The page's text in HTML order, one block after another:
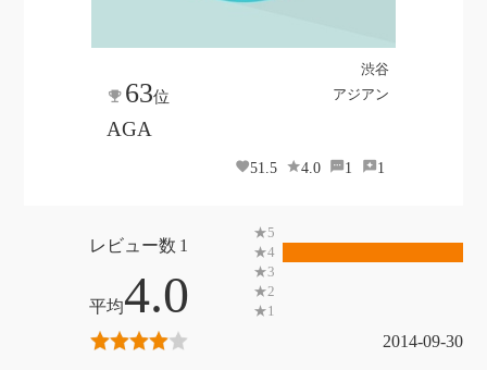
渋谷
アジアン
63位
AGA
51.5 4.0 1 1
1
4.0
2014-09-30